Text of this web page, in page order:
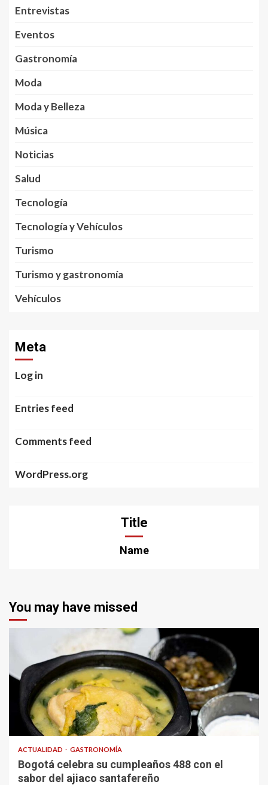
Entrevistas
Eventos
Gastronomía
Moda
Moda y Belleza
Música
Noticias
Salud
Tecnología
Tecnología y Vehículos
Turismo
Turismo y gastronomía
Vehículos
Meta
Log in
Entries feed
Comments feed
WordPress.org
Title
Name
You may have missed
ACTUALIDAD GASTRONOMÍA
Bogotá celebra su cumpleaños 488 con el
sabor del ajiaco santafereño